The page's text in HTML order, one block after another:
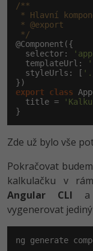
Marketing
SEO -30%
UX
Business
MS
Adobe
Adobe
Adobe
Adobe
Blender
Inkscape
Blog
Kariéra
Pro firmy
/**
* Hlavní
* @export
*/
@Component({
  selector:
  templateUrl:
  styleUrls: [
export
class
  title =
}
Zde už bylo vše
Pokračovat
kalkulačku v
Angular CLI a
vygenerovat
ng generate